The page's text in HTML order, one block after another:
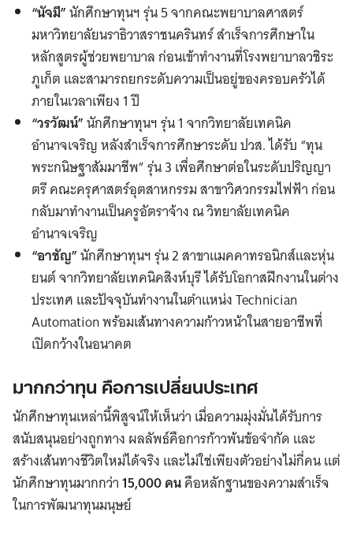
“นัจมี”นักศึกษาทุนฯ รุ่น 5 จากคณะพยาบาลศาสตร์
มหาวิทยาลัยนราธิวาสราชนครินทร์ สำเร็จการศึกษาใน
หลักสูตรผู้ช่วยพยาบาล ก่อนเข้าทำงานที่โรงพยาบาลวชิระ
ภูเก็ต และสามารถยกระดับความเป็นอยู่ของครอบครัวได้
ภายในเวลาเพียง 1 ปี
“วรวัฒน์”นักศึกษาทุนฯ รุ่น 1 จากวิทยาลัยเทคนิค
อำนาจเจริญ หลังสำเร็จการศึกษาระดับ ปวส. ได้รับ “ทุน
พระกนิษฐาสัมมาชีพ” รุ่น 3 เพื่อศึกษาต่อในระดับปริญญา
ตรี คณะครุศาสตร์อุตสาหกรรม สาขาวิศวกรรมไฟฟ้า ก่อน
กลับมาทำงานเป็นครูอัตราจ้าง ณ วิทยาลัยเทคนิค
อำนาจเจริญ
“อาชัญ”นักศึกษาทุนฯ รุ่น 2 สาขาแมคคาทรอนิกส์และหุ่น
ยนต์ จากวิทยาลัยเทคนิคสิงห์บุรี ได้รับโอกาสฝึกงานในต่าง
ประเทศ และปัจจุบันทำงานในตำแหน่ง Technician
Automation พร้อมเส้นทางความก้าวหน้าในสายอาชีพที่
เปิดกว้างในอนาคต
มากกว่าทุน คือการเปลี่ยนประเทศ
นักศึกษาทุนเหล่านี้พิสูจน์ให้เห็นว่า เมื่อความมุ่งมั่นได้รับการ
สนับสนุนอย่างถูกทาง ผลลัพธ์คือการก้าวพ้นข้อจำกัด และ
สร้างเส้นทางชีวิตใหม่ได้จริง และไม่ใช่เพียงตัวอย่างไม่กี่คน แต่
นักศึกษาทุนมากกว่า15,000 คนคือหลักฐานของความสำเร็จ
ในการพัฒนาทุนมนุษย์